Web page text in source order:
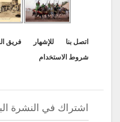
اتصل بنا للإشهار
فريق
شروط الاستخدام
اشتراك في النشرة